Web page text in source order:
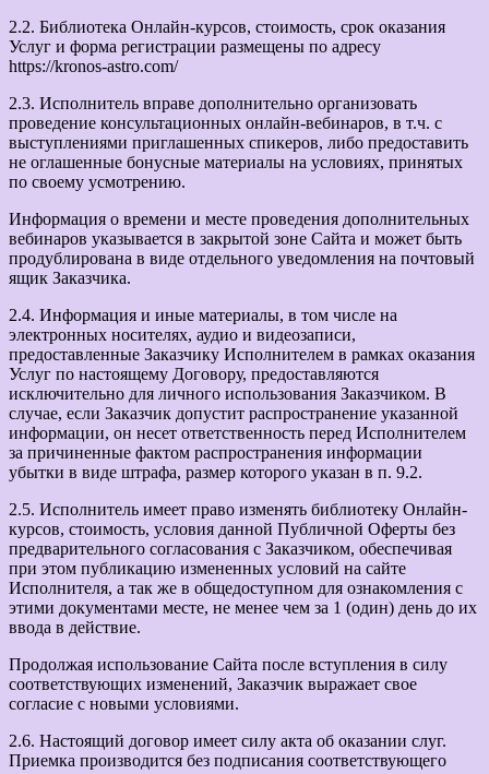
2.2. Библиотека Онлайн-курсов, стоимость, срок оказания
Услуг и форма регистрации размещены по адресу
https://kronos-astro.com/
2.3. Исполнитель вправе дополнительно организовать
проведение консультационных онлайн-вебинаров, в т.ч. с
выступлениями приглашенных спикеров, либо предоставить
не оглашенные бонусные материалы на условиях, принятых
по своему усмотрению.
Информация о времени и месте проведения дополнительных
вебинаров указывается в закрытой зоне Сайта и может быть
продублирована в виде отдельного уведомления на почтовый
ящик Заказчика.
2.4. Информация и иные материалы, в том числе на
электронных носителях, аудио и видеозаписи,
предоставленные Заказчику Исполнителем в рамках оказания
Услуг по настоящему Договору, предоставляются
исключительно для личного использования Заказчиком. В
случае, если Заказчик допустит распространение указанной
информации, он несет ответственность перед Исполнителем
за причиненные фактом распространения информации
убытки в виде штрафа, размер которого указан в п. 9.2.
2.5. Исполнитель имеет право изменять библиотеку Онлайн-
курсов, стоимость, условия данной Публичной Оферты без
предварительного согласования с Заказчиком, обеспечивая
при этом публикацию измененных условий на сайте
Исполнителя, а так же в общедоступном для ознакомления с
этими документами месте, не менее чем за 1 (один) день до их
ввода в действие.
Продолжая использование Сайта после вступления в силу
соответствующих изменений, Заказчик выражает свое
согласие с новыми условиями.
2.6. Настоящий договор имеет силу акта об оказании слуг.
Приемка производится без подписания соответствующего